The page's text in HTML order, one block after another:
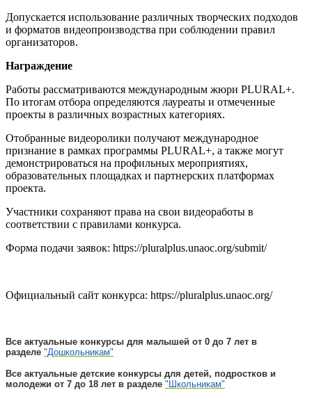
Допускается использование различных творческих подходов
и форматов видеопроизводства при соблюдении правил
организаторов.
Награждение
Работы рассматриваются международным жюри PLURAL+.
По итогам отбора определяются лауреаты и отмеченные
проекты в различных возрастных категориях.
Отобранные видеоролики получают международное
признание в рамках программы PLURAL+, а также могут
демонстрироваться на профильных мероприятиях,
образовательных площадках и партнерских платформах
проекта.
Участники сохраняют права на свои видеоработы в
соответствии с правилами конкурса.
Форма подачи заявок: https://pluralplus.unaoc.org/submit/
Официальный сайт конкурса: https://pluralplus.unaoc.org/
Все актуальные конкурсы для малышей от 0 до 7 лет в
разделе "Дошкольникам"
Все актуальные детские конкурсы для детей, подростков и
молодежи от 7 до 18 лет в разделе "Школьникам"